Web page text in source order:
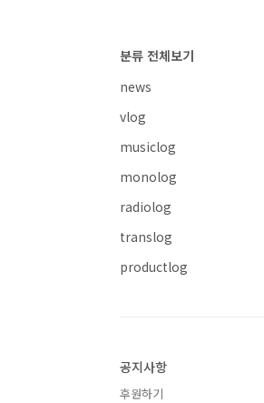
분류 전체보기
news
vlog
musiclog
monolog
radiolog
translog
productlog
공지사항
후원하기